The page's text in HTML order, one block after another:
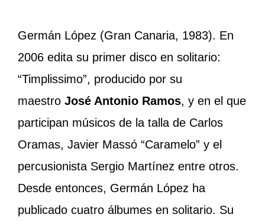
Germán López (Gran Canaria, 1983). En
2006 edita su primer disco en solitario:
“Timplissimo”, producido por su
maestro José Antonio Ramos, y en el que
participan músicos de la talla de Carlos
Oramas, Javier Massó “Caramelo” y el
percusionista Sergio Martínez entre otros.
Desde entonces, Germán López ha
publicado cuatro álbumes en solitario. Su